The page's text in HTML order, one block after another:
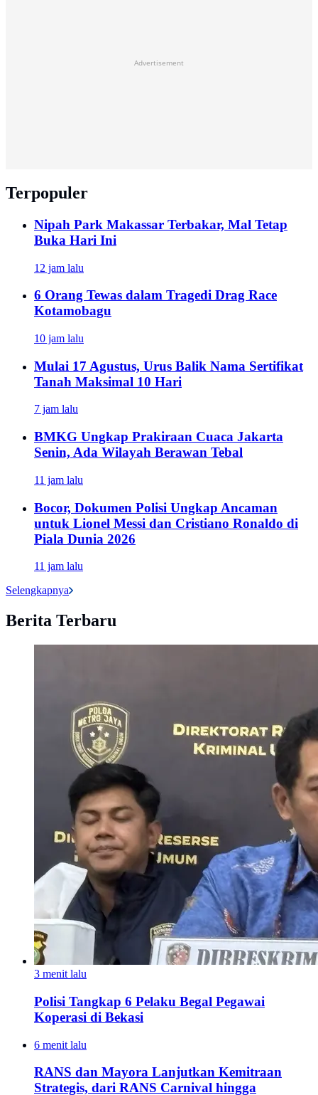
Advertisement
Terpopuler
Nipah Park Makassar Terbakar, Mal Tetap
Buka Hari Ini
12 jam lalu
6 Orang Tewas dalam Tragedi Drag Race
Kotamobagu
10 jam lalu
Mulai 17 Agustus, Urus Balik Nama Sertifikat
Tanah Maksimal 10 Hari
7 jam lalu
BMKG Ungkap Prakiraan Cuaca Jakarta
Senin, Ada Wilayah Berawan Tebal
11 jam lalu
Bocor, Dokumen Polisi Ungkap Ancaman
untuk Lionel Messi dan Cristiano Ronaldo di
Piala Dunia 2026
11 jam lalu
Selengkapnya
Berita Terbaru
3 menit lalu
Polisi Tangkap 6 Pelaku Begal Pegawai
Koperasi di Bekasi
6 menit lalu
RANS dan Mayora Lanjutkan Kemitraan
Strategis, dari RANS Carnival hingga